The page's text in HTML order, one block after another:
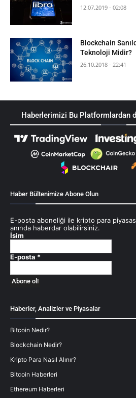
12.07.2019 - 02:08
Blockchain
Teknoloji Midir?
26.10.2018 - 22:41
Haberlerimizi Bu Platformlardan
Haber Bültenimize Abone Olun
E-posta aboneliği ile kripto para
anında haberdar olabilirsiniz.
İsim
E-posta *
Haberler, Analizler ve Piyasalar
Bitcoin Nedir?
Blockchain Nedir?
Kripto Para Nasıl Alınır?
Bitcoin Haberleri
Ethereum Haberleri